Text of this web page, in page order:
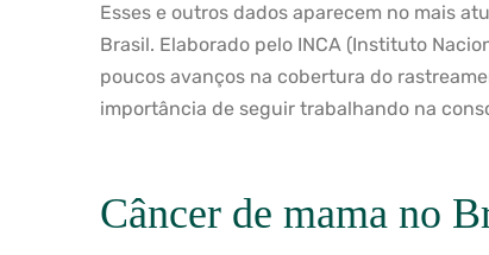
Esses e outros dados aparecem no mais
Brasil. Elaborado pelo INCA (Instituto
poucos avanços na cobertura do
importância de seguir trabalhando na
Câncer de mama no